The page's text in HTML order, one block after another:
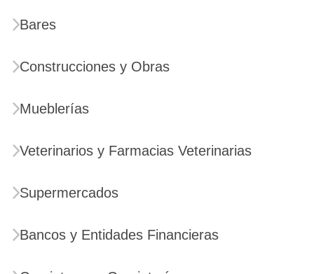
Bares
Construcciones y Obras
Mueblerías
Veterinarios y Farmacias Veterinarias
Supermercados
Bancos y Entidades Financieras